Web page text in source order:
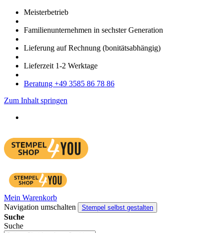
Meister­betrieb
Familien­unter­nehmen in sechster Gene­ration
Lieferung auf Rech­nung (bonitätsabhängig)
Liefer­zeit 1-2 Werk­tage
Bera­tung +49 3585 86 78 86
Zum Inhalt springen
Mein Warenkorb
Navigation umschalten
Stempel selbst gestalten
Suche
Suche